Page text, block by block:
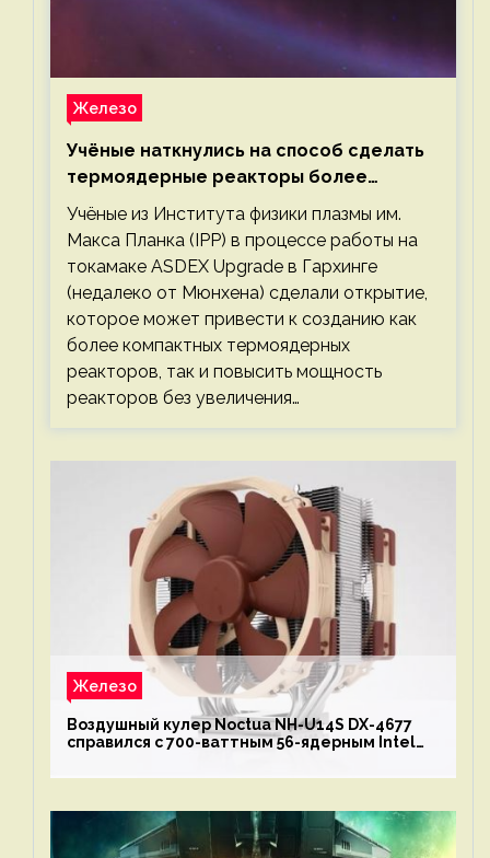
Железо
Учёные наткнулись на способ сделать
термоядерные реакторы более
компактными или мощными
Учёные из Института физики плазмы им.
Макса Планка (IPP) в процессе работы на
токамаке ASDEX Upgrade в Гархинге
(недалеко от Мюнхена) сделали открытие,
которое может привести к созданию как
более компактных термоядерных
реакторов, так и повысить мощность
реакторов без увеличения…
Железо
Воздушный кулер Noctua NH-U14S DX-4677
справился с 700-ваттным 56-ядерным Intel